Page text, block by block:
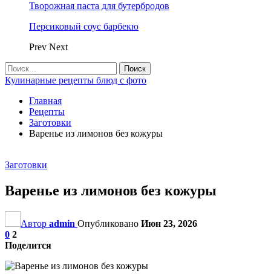
Творожная паста для бутербродов
Персиковый соус барбекю
Prev Next
Кулинарные рецепты блюд с фото
Главная
Рецепты
Заготовки
Варенье из лимонов без кожуры
Заготовки
Варенье из лимонов без кожуры
Автор admin Опубликовано Июн 23, 2026
0 2
Поделится